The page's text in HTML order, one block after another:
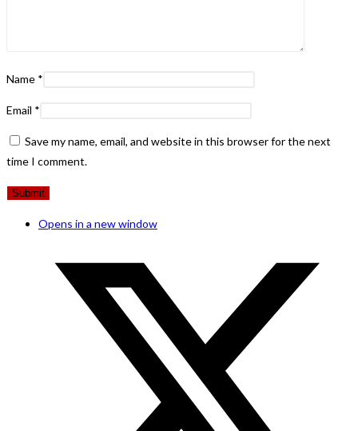
Name *
Email *
Save my name, email, and website in this browser for the next
time I comment.
Opens in a new window